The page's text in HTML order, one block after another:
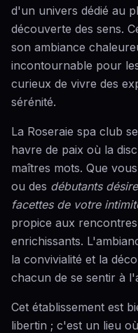
d'un univers dédié au
découverte des sens.
son ambiance
incontournable pour
curieux de vivre des
sérénité.
La Roseraie spa club
havre de paix où la
maîtres mots. Que
ou des débutants
facettes de votre
propice aux
enrichissants.
la convivialité et la
chacun de se sentir à
Cet établissement est
libertin ; c'est un lieu